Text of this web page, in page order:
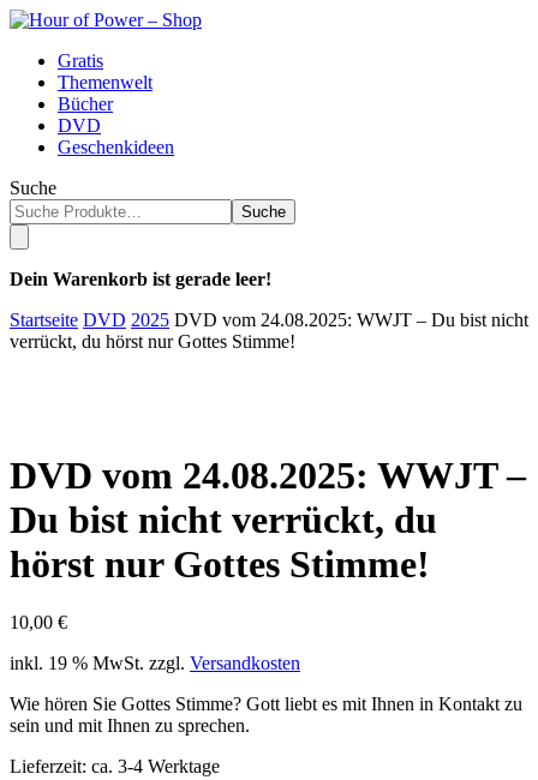
Gratis
Themenwelt
Bücher
DVD
Geschenkideen
Suche
Suche
Dein Warenkorb ist gerade leer!
Startseite DVD 2025 DVD vom 24.08.2025: WWJT – Du bist nicht
verrückt, du hörst nur Gottes Stimme!
DVD vom 24.08.2025: WWJT –
Du bist nicht verrückt, du
hörst nur Gottes Stimme!
10,00 €
inkl. 19 % MwSt. zzgl. Versandkosten
Wie hören Sie Gottes Stimme? Gott liebt es mit Ihnen in Kontakt zu
sein und mit Ihnen zu sprechen.
Lieferzeit: ca. 3-4 Werktage